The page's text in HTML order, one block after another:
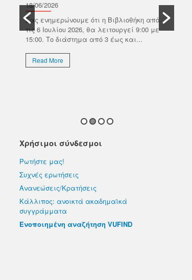
18/06/2026
Σας ενημερώνουμε ότι η Βιβλιοθήκη από
τις 6 Ιουλίου 2026, θα λειτουργεί 9:00 με
15:00. Το διάστημα από 3 έως και...
Read More
Χρήσιμοι σύνδεσμοι
Ρωτήστε μας!
Συχνές ερωτήσεις
Ανανεώσεις/Κρατήσεις
Κάλλιπος: ανοικτά ακαδημαϊκά
συγγράμματα
Ενοποιημένη αναζήτηση VUFIND